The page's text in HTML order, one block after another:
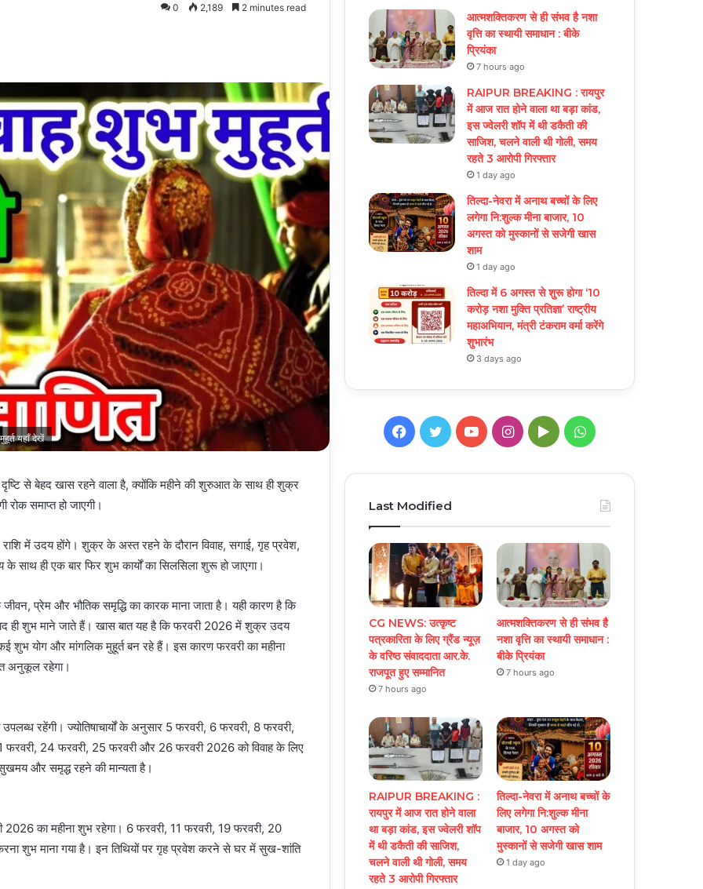
0 2,189 2 minutes read
यहाँ देखें
से बेहद खास रहने वाला है, क्योंकि महीने की शुरुआत के साथ ही शुक्र
समाप्त हो जाएगी।
में उदय होंगे। शुक्र के अस्त रहने के दौरान विवाह, सगाई, गृह प्रवेश,
ही एक बार फिर शुभ कार्यों का सिलसिला शुरू हो जाएगा।
प्रेम और भौतिक समृद्धि का कारक माना जाता है। यही कारण है कि
शुभ माने जाते हैं। खास बात यह है कि फरवरी 2026 में शुक्र उदय
योग और मांगलिक मुहूर्त बन रहे हैं। इस कारण फरवरी का महीना
अनुकूल रहेगा।
रहेंगी। ज्योतिषाचार्यों के अनुसार 5 फरवरी, 6 फरवरी, 8 फरवरी,
24 फरवरी, 25 फरवरी और 26 फरवरी 2026 को विवाह के लिए
और समृद्ध रहने की मान्यता है।
का महीना शुभ रहेगा। 6 फरवरी, 11 फरवरी, 19 फरवरी, 20
शुभ माना गया है। इन तिथियों पर गृह प्रवेश करने से घर में सुख-शांति
आत्मशक्तिकरण से ही संभव है नशा
वृत्ति का स्थायी समाधान : बीके
प्रियंका
7 hours ago
RAIPUR BREAKING : रायपुर
में आज रात होने वाला था बड़ा कांड,
इस ज्वेलरी शॉप में थी डकैती की
साजिश, चलने वाली थी गोली, समय
रहते 3 आरोपी गिरफ्तार
1 day ago
तिल्दा-नेवरा में अनाथ बच्चों के लिए
लगेगा नि:शुल्क मीना बाजार, 10
अगस्त को मुस्कानों से सजेगी खास
शाम
1 day ago
तिल्दा में 6 अगस्त से शुरू होगा ‘10
करोड़ नशा मुक्ति प्रतिज्ञा’ राष्ट्रीय
महाअभियान, मंत्री टंकराम वर्मा करेंगे
शुभारंभ
3 days ago
Facebook
TwitterYouTubeInstagram
GoogleWhatsApp
Last Modified
CG NEWS: उत्कृष्ट
पत्रकारिता के लिए ग्रैंड न्यूज़
के वरिष्ठ संवाददाता आर.के.
राजपूत हुए सम्मानित
7 hours ago
आत्मशक्तिकरण से ही संभव है
नशा वृत्ति का स्थायी समाधान :
बीके प्रियंका
7 hours ago
RAIPUR BREAKING :
रायपुर में आज रात होने वाला
था बड़ा कांड, इस ज्वेलरी शॉप
में थी डकैती की साजिश,
चलने वाली थी गोली, समय
रहते 3 आरोपी गिरफ्तार
तिल्दा-नेवरा में अनाथ बच्चों के
लिए लगेगा नि:शुल्क मीना
बाजार, 10 अगस्त को
मुस्कानों से सजेगी खास शाम
1 day ago